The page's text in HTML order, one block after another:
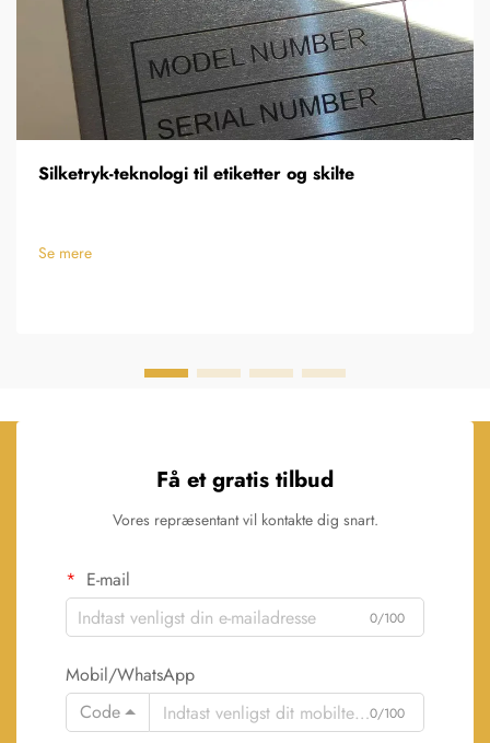
Silketryk-teknologi til etiketter og skilte
Se mere
Få et gratis tilbud
Vores repræsentant vil kontakte dig snart.
E-mail
0/100
Mobil/WhatsApp
Code
0/100